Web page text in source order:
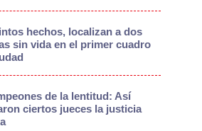
hechos, localizan a dos
sin vida en el primer cuadro
de la lentitud: Así
ciertos jueces la justicia